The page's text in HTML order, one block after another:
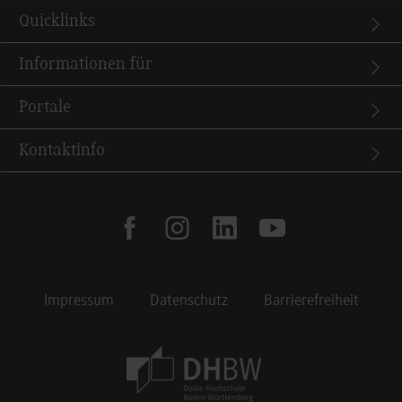
Quicklinks
Informationen für
Portale
Kontaktinfo
facebookinstagramlinkedinyoutube
Impressum Datenschutz Barrierefreiheit